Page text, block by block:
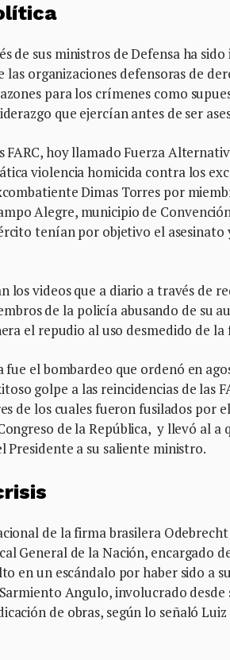
de sus ministros de Defensa ha
las organizaciones defensoras de
para los crímenes como
que ejercían antes de ser
hoy llamado Fuerza
violencia homicida contra los
Dimas Torres por
Alegre, municipio de
tenían por objetivo el asesinato
los videos que a diario a través de
de la policía abusando de su
el repudio al uso desmedido de
fue el bombardeo que ordenó en
golpe a las reincidencias de las
de los cuales fueron fusilados por
de la República, y llevó al a
a su saliente ministro.
de la firma brasilera
General de la Nación, encargado
en un escándalo por haber sido a
Angulo, involucrado
de obras, según lo señaló